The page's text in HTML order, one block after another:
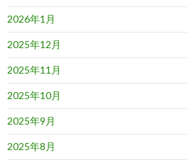
2026年1月
2025年12月
2025年11月
2025年10月
2025年9月
2025年8月